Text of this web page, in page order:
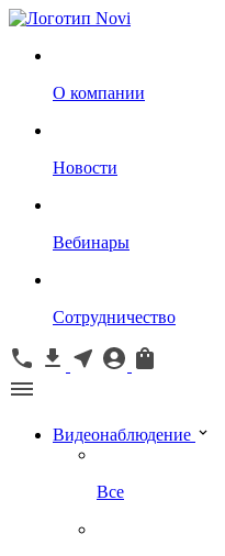
О компании
Новости
Вебинары
Сотрудничество
Видеонаблюдение
Все